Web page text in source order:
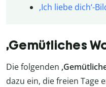
,Ich liebe dich‘-
‚Gemütliches
Die folgenden
dazu ein, die freien Tage